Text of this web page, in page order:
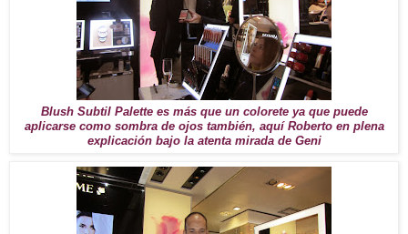
Blush Subtil Palette es más que un colorete ya que puede
aplicarse como sombra de ojos también, aquí Roberto en plena
explicación bajo la atenta mirada de Geni